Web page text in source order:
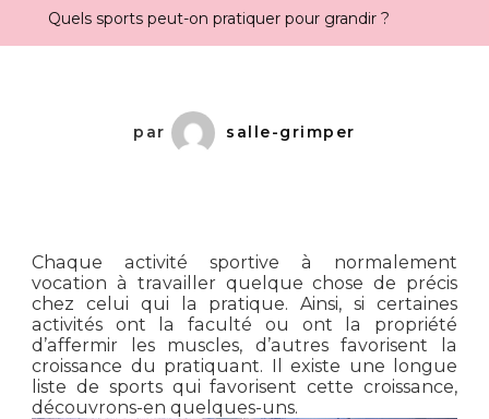
Quels sports peut-on pratiquer pour grandir ?
par salle-grimper
Chaque activité sportive à normalement
vocation à travailler quelque chose de précis
chez celui qui la pratique. Ainsi, si certaines
activités ont la faculté ou ont la propriété
d’affermir les muscles, d’autres favorisent la
croissance du pratiquant. Il existe une longue
liste de sports qui favorisent cette croissance,
découvrons-en quelques-uns.